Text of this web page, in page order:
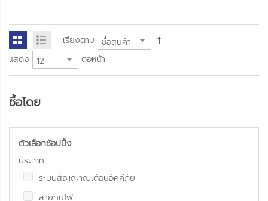
เรียงตาม
แสดง
ต่อหน้า
ซื้อโดย
ตัวเลือกช้อปปิ้ง
ประเภท
ระบบสัญญาณเตือนอัคคีภัย
สายทนไฟ